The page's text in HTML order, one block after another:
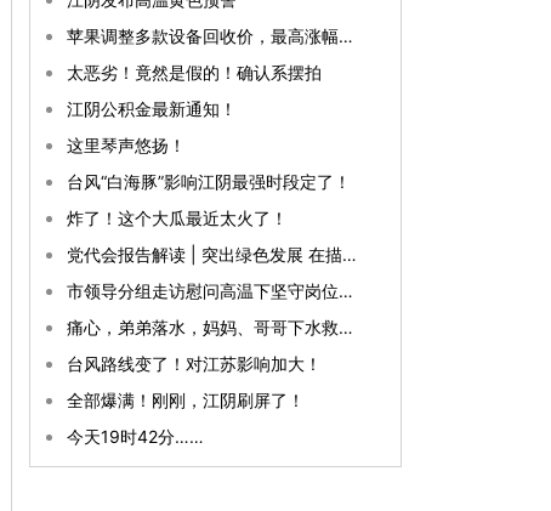
苹果调整多款设备回收价，最高涨幅近30%
太恶劣！竟然是假的！确认系摆拍
江阴公积金最新通知！
这里琴声悠扬！
台风“白海豚”影响江阴最强时段定了！
炸了！这个大瓜最近太火了！
党代会报告解读 | 突出绿色发展 在描绘美丽江阴新画卷上全面发力
市领导分组走访慰问高温下坚守岗位的一线劳动者
痛心，弟弟落水，妈妈、哥哥下水救人不幸溺亡，现场目击者：爸爸抱着弟弟守在岸边，弟弟一直在哭
台风路线变了！对江苏影响加大！
全部爆满！刚刚，江阴刷屏了！
今天19时42分……